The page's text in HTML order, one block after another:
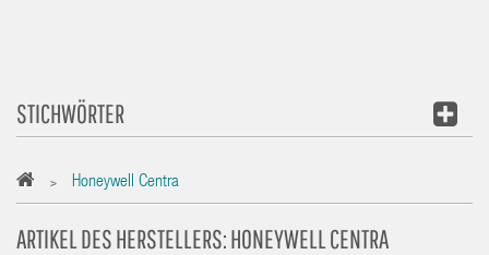
STICHWÖRTER
> Honeywell Centra
ARTIKEL DES HERSTELLERS: HONEYWELL CENTRA